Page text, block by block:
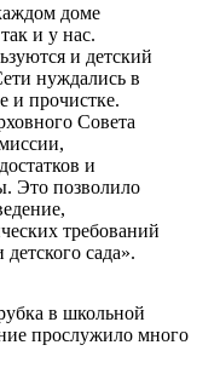
доме
и у нас.
и детский
нуждались в
и прочистке.
Совета
и
Это позволило
требований
сада».
в школьной
прослужило много